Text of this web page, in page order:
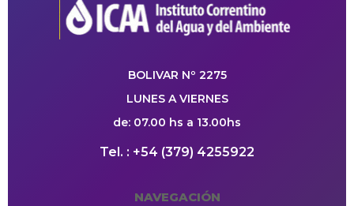
BOLIVAR Nº 2275
LUNES A VIERNES
de: 07.00 hs a 13.00hs
Tel. : +54 (379) 4255922
NAVEGACIÓN